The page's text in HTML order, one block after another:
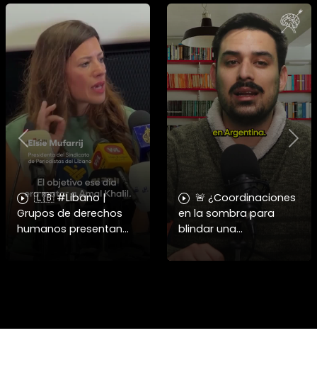
🇱🇧 #Libano |
Grupos de derechos
humanos presentan
🚨 ¿Coordinaciones
en la sombra para
blindar una
candidatura
presidencial? Nuevos
Previous